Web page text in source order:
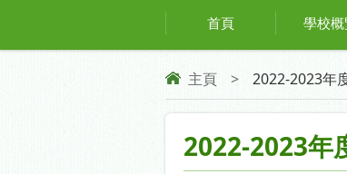
首頁 學校概
主頁 > 2022-2023年
2022-2023年